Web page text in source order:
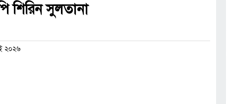
শিরিন সুলতানা
২০২৬